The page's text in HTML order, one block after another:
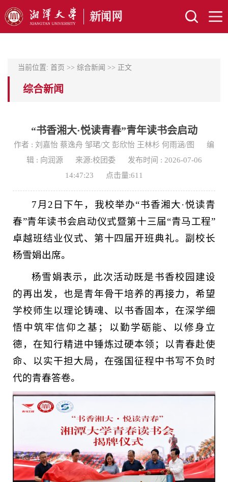
当前位置: 首页 >> 综合新闻 >> 正文
综合新闻
“书香湘大·悦读青春”青年读书会启动
作者 : 刘嘉怡 蔡逸舟 邹珺/文 彭欣怡 王林杉 何雨涵/图
编
辑 : 向润源
来源:校团委
发布时间 : 2026-07-06
14:47:23
点击量:611
7月2日下午，我校举办“书香湘大·悦读青
春”青年读书会启动仪式暨第十三届“青马工程”
卓越班结业仪式、第十四届开班典礼。副校长
杨雪娟出席。
杨雪娟表示，此次活动既是书香校园建设
的再出发，也是青年骨干培养的再接力，希望
学校师生以理论铸魂、以书香固本，在深学细
悟中筑牢信仰之基；以勤学砺能、以修身立
德，在知行精进中锤炼过硬本领；以青春赴使
命、以实干担大局，在强国征程中书写不负时
代的青春答卷。